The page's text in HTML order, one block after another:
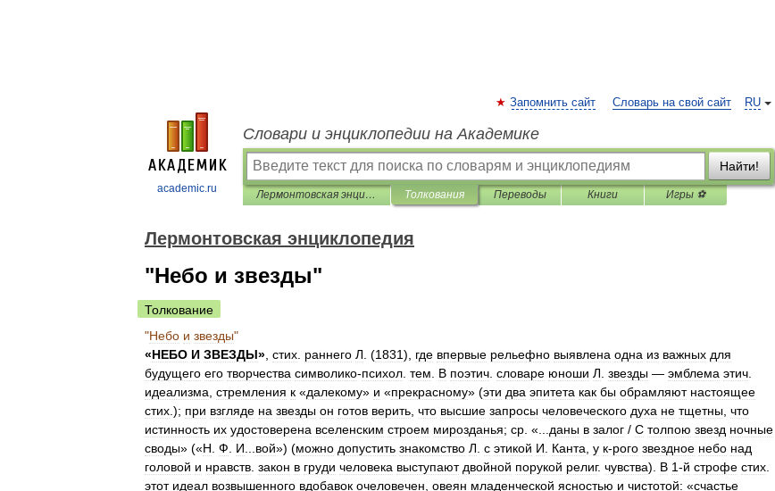
academic.ru
RU
Запомнить сайт Словарь на свой сайт
Словари и энциклопедии на Академике
Найти!
Лермонтовская энциклопедия Толкования Переводы Книги Игры ⚽
Лермонтовская энциклопедия
"Небо и звезды"
Толкование
"Небо и звезды"
«НЕБО И ЗВЕЗДЫ» стих раннего Л . (1831), где впервые рельефно выявлена одна из важных для
будущего его творчества символико-психол тем В поэтич словаре юноши Л звезды — эмблема этич
идеализма стремления к «далекому» и «прекрасному» (эти два эпитета как бы обрамляют настоящее
стих .); при взгляде на звезды он готов верить что высшие запросы человеческого духа не тщетны что
истинность их удостоверена вселенским строем мирозданья; ср . «... даны в залог / С толпою звезд ночные
своды» («Н Ф И вой») (можно допустить знакомство Л с этикой И Канта у к-рого звездное небо над
головой и нравств закон в груди человека выступают двойной порукой религ. чувства). В 1-й строфе стих
этот идеал возвышенного вдобавок очеловечен овеян младенческой ясностью и чистотой: «счастье